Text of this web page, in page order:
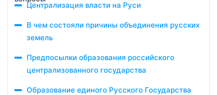
Централизация власти на Руси
В чем состояли причины объединения русских
земель
Предпосылки образования российского
централизованного государства
Образование единого Русского Государства